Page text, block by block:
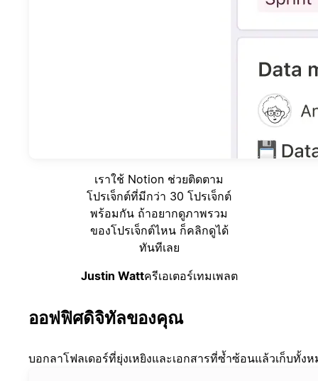
เราใช้ Notion ช่วยติดตาม
โปรเจ็กต์ที่มีกว่า 30 โปรเจ็กต์
พร้อมกัน ถ้าอยากดูภาพรวม
ของโปรเจ็กต์ไหน ก็คลิกดูได้
ทันทีเลย
Justin Wattครีเอเตอร์เทมเพลต
ออฟฟิศดิจิทัลของคุณ
บอกลาโฟลเดอร์ที่ยุ่งเหยิงและเอกสารที่ซ้ำซ้อนแล้วเก็บทั้